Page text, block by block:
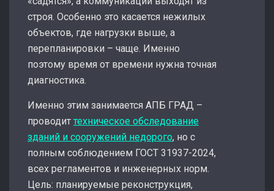
строя. Особенно это касается нежилых
объектов, где нагрузки выше, а
перепланировки – чаще. Именно
поэтому время от времени нужна точная
диагностика.
Именно этим занимается АПБ ГРАД –
проводит техническое обследование
зданий и сооружений недорого, но с
полным соблюдением ГОСТ 31937-2024,
всех регламентов и инженерных норм.
Цель: планируемые реконструкция,